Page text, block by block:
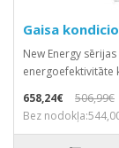
Gaisa
New Energy
energoefektivitāte
658,24€
506,99€
Bez